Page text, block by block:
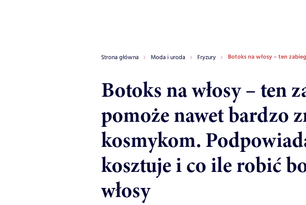
Strona główna Moda i uroda Fryzury Botoks na włosy – ten
Botoks na włosy – ten
pomoże nawet bardzo
kosmykom.
kosztuje i co ile robić
włosy